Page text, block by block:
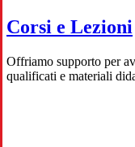
Corsi e Lezioni
Offriamo supporto per
qualificati e materiali